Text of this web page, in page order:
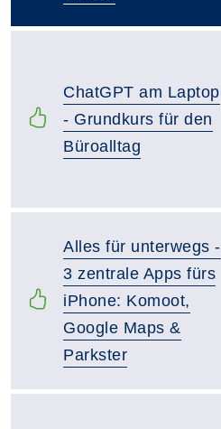
ChatGPT am Laptop
- Grundkurs für den
Büroalltag
Alles für unterwegs -
3 zentrale Apps fürs
iPhone: Komoot,
Google Maps &
Parkster